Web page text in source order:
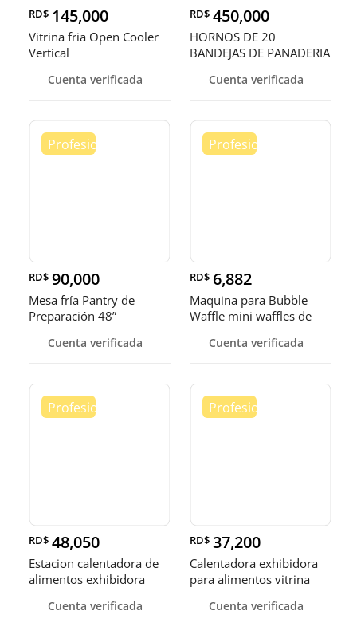
RD$ 145,000
Vitrina fria Open Cooler
Vertical
Cuenta verificada
RD$ 450,000
HORNOS DE 20
BANDEJAS DE PANADERIA
Cuenta verificada
RD$ 90,000
Mesa fría Pantry de
Preparación 48”
Cuenta verificada
RD$ 6,882
Maquina para Bubble
Waffle mini waffles de
Cuenta verificada
RD$ 48,050
Estacion calentadora de
alimentos exhibidora
Cuenta verificada
RD$ 37,200
Calentadora exhibidora
para alimentos vitrina
Cuenta verificada